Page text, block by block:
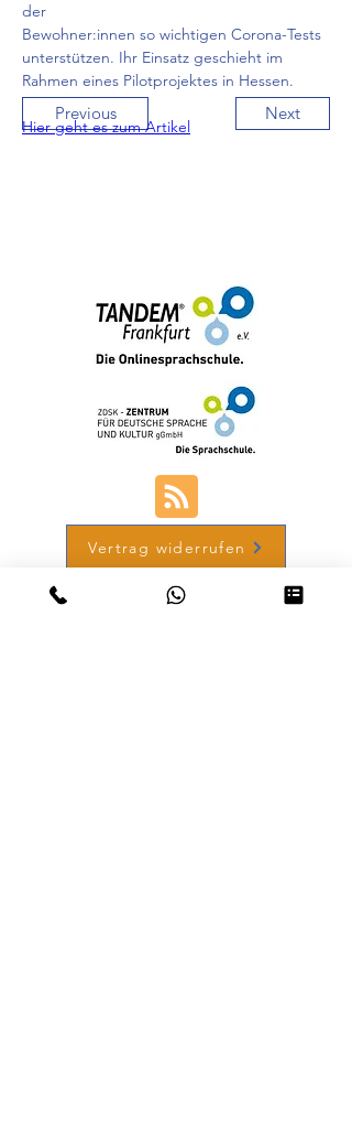
Previous Next
der
Bewohner:innen so wichtigen Corona-Tests
unterstützen. Ihr Einsatz geschieht im
Rahmen eines Pilotprojektes in Hessen.
Hier geht es zum Artikel
Vertrag widerrufen